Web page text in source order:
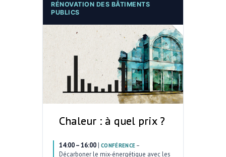
RÉNOVATION DES BÂTIMENTS
PUBLICS
Chaleur : à quel prix ?
14:00 – 16:00 | CONFÉRENCE –
Décarboner le mix-énergétique avec les